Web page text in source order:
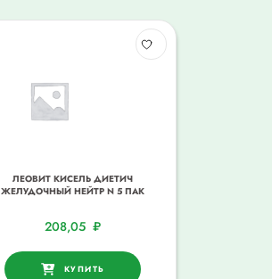
ЛЕОВИТ КИСЕЛЬ ДИЕТИЧ
ЖЕЛУДОЧНЫЙ НЕЙТР N 5 ПАК
208,05 ₽
КУПИТЬ